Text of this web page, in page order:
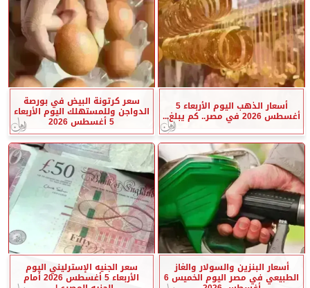
أسعار الذهب اليوم الأربعاء 5
أغسطس 2026 في مصر.. كم يبلغ...
سعر كرتونة البيض في بورصة
الدواجن وللمستهلك اليوم الأربعاء
5 أغسطس 2026
أسعار البنزين والسولار والغاز
الطبيعي في مصر اليوم الخميس 6
سعر الجنيه الإسترليني اليوم
الأربعاء 5 أغسطس 2026 أمام